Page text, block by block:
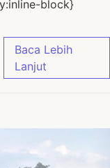
block}
Baca Lebih
Lanjut